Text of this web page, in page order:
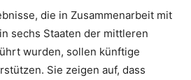
die in Zusammenarbeit mit
sechs Staaten der mittleren
wurden, sollen künftige
Sie zeigen auf, dass